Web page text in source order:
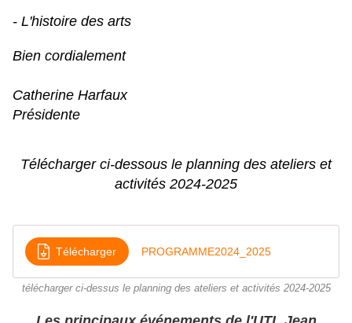
- L'histoire des arts
Bien cordialement
Catherine Harfaux
Présidente
Télécharger ci-dessous le planning des ateliers et
activités 2024-2025
Télécharger PROGRAMME2024_2025
télécharger ci-dessus le planning des ateliers et activités 2024-2025